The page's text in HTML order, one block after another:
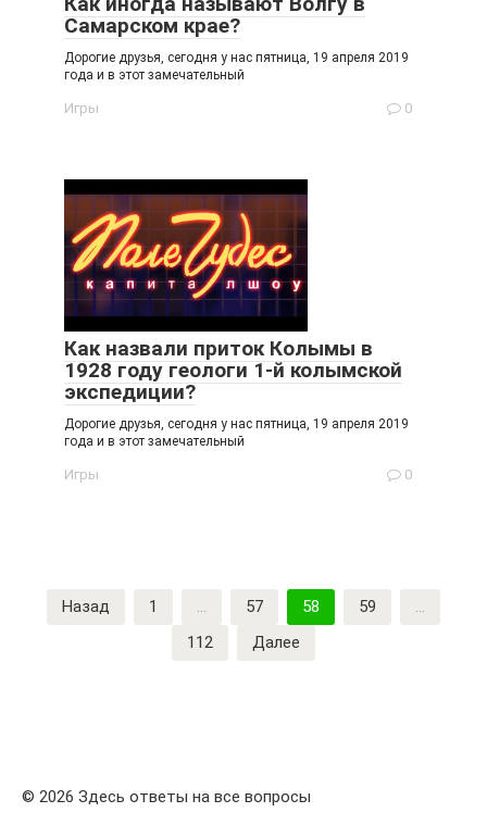
Самарском крае?
Дорогие друзья, сегодня у нас пятница, 19 апреля 2019
года и в этот замечательный
Игры 0
Как назвали приток Колымы в
1928 году геологи 1-й колымской
экспедиции?
Дорогие друзья, сегодня у нас пятница, 19 апреля 2019
года и в этот замечательный
Игры 0
Пагинация
записей
Назад 1 … 57 58 59
…
112
Далее
© 2026 Здесь ответы на все вопросы